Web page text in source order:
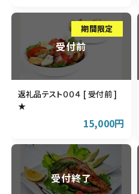
返礼品テスト００４ [ 受付前 ]
★
15,000円